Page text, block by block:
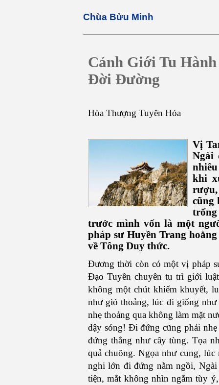
Chùa Bửu Minh
Cảnh Giới Tu
Đời Đường
Hòa Thượng Tuyên Hóa
Vị
Ngài
khi
cũng
trước mình vốn là một
pháp sư Huyền Trang
về Tông Duy thức.
Đương thời còn có một vị pháp
Đạo Tuyên chuyên tu trì giới
không một chút khiếm khuyết,
như gió thoảng, lúc đi giống
nhẹ thoảng qua không làm mặt
dậy sóng! Đi đứng cũng phải
đứng thẳng như cây tùng. Tọa
quả chuông. Ngọa như cung,
nghi lớn đi đứng nằm ngồi,
tiện, mắt không nhìn ngắm tùy